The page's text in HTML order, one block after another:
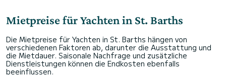
Mietpreise für Yachten in St. Barths
Die Mietpreise für Yachten in St. Barths hängen von
verschiedenen Faktoren ab, darunter die Ausstattung und
die Mietdauer. Saisonale Nachfrage und zusätzliche
Dienstleistungen können die Endkosten ebenfalls
beeinflussen.